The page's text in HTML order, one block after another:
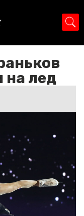
на лед